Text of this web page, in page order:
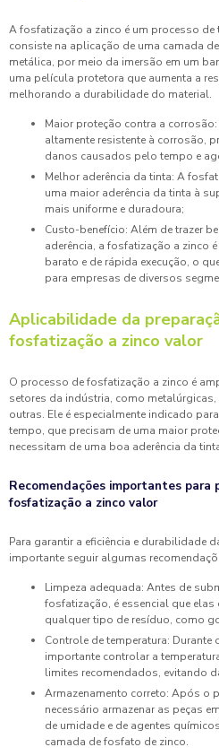
A fosfatização a zinco é um processo de
consiste na aplicação de uma camada
metálica, por meio da imersão em um
uma película protetora que aumenta a
melhorando a durabilidade do material.
Maior proteção contra a corrosão: A camada de fosfato de zinco é
altamente resistente à corrosão,
danos causados pelo tempo e
Melhor aderência da tinta: A fosfatização a zinco também promove
uma maior aderência da tinta à
mais uniforme e duradoura;
Custo-benefício: Além de trazer benefícios em termos de proteção e
aderência, a fosfatização a zinco
barato e de rápida execução, o
para empresas de diversos
Aplicabilidade da
fosfatização a zinco valor
O processo de fosfatização a zinco é
setores da indústria, como
outras. Ele é especialmente indicado
tempo, que precisam de uma maior
necessitam de uma boa aderência da
Recomendações importantes para
fosfatização a zinco valor
Para garantir a eficiência e durabilidade
importante seguir algumas
Limpeza adequada: Antes de submeter as peças ao processo de
fosfatização, é essencial que
qualquer tipo de resíduo, como
Controle de temperatura: Durante o processo de banho químico, é
importante controlar a
limites recomendados, evitando
Armazenamento correto: Após o processo de fosfatização, é
necessário armazenar as peças
de umidade e de agentes
camada de fosfato de zinco.